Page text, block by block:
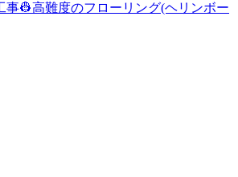
事👷高難度のフローリング(ヘリンボー